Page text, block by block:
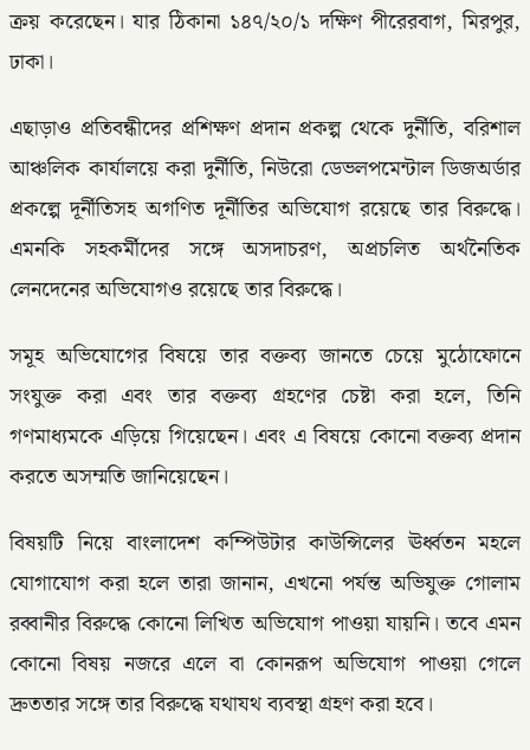
ক্রয় করেছেন। যার ঠিকানা ১৪৭/২০/১ দক্ষিণ পীরেরবাগ, মিরপুর,
ঢাকা।
এছাড়াও প্রতিবন্ধীদের প্রশিক্ষণ প্রদান প্রকল্প থেকে দুর্নীতি, বরিশাল
আঞ্চলিক কার্যালয়ে করা দুর্নীতি, নিউরো ডেভলপমেন্টাল ডিজঅর্ডার
প্রকল্পে দূর্নীতিসহ অগণিত দূর্নীতির অভিযোগ রয়েছে তার বিরুদ্ধে।
এমনকি সহকর্মীদের সঙ্গে অসদাচরণ, অপ্রচলিত অর্থনৈতিক
লেনদেনের অভিযোগও রয়েছে তার বিরুদ্ধে।
সমূহ অভিযোগের বিষয়ে তার বক্তব্য জানতে চেয়ে মুঠোফোনে
সংযুক্ত করা এবং তার বক্তব্য গ্রহণের চেষ্টা করা হলে, তিনি
গণমাধ্যমকে এড়িয়ে গিয়েছেন। এবং এ বিষয়ে কোনো বক্তব্য প্রদান
করতে অসম্মতি জানিয়েছেন।
বিষয়টি নিয়ে বাংলাদেশ কম্পিউটার কাউন্সিলের ঊর্ধ্বতন মহলে
যোগাযোগ করা হলে তারা জানান, এখনো পর্যন্ত অভিযুক্ত গোলাম
রব্বানীর বিরুদ্ধে কোনো লিখিত অভিযোগ পাওয়া যায়নি। তবে এমন
কোনো বিষয় নজরে এলে বা কোনরূপ অভিযোগ পাওয়া গেলে
দ্রুততার সঙ্গে তার বিরুদ্ধে যথাযথ ব্যবস্থা গ্রহণ করা হবে।